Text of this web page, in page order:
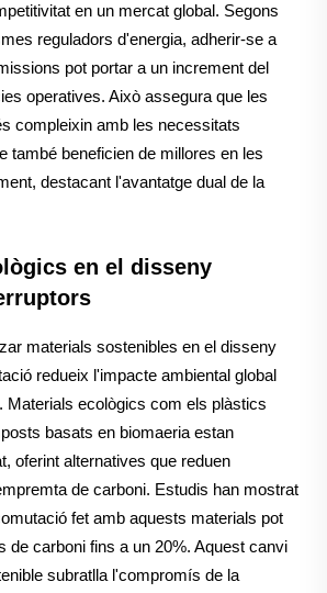
en un mercat global. Segons
reguladors d'energia, adherir-se a
pot portar a un increment del
operatives. Això assegura que les
compleixin amb les necessitats
també beneficien de millores en les
destacant l'avantatge dual de la
en el disseny
materials sostenibles en el disseny
redueix l'impacte ambiental global
Materials ecològics com els plàstics
basats en biomaeria estan
oferint alternatives que reduen
de carboni. Estudis han mostrat
fet amb aquests materials pot
de carboni fins a un 20%. Aquest canvi
subratlla l'compromís de la